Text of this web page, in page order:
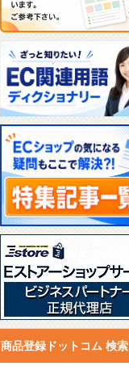
商品登録ドットコム 検索